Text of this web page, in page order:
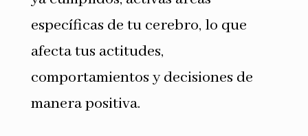
específicas de tu cerebro, lo que
afecta tus actitudes,
comportamientos y decisiones de
manera positiva.